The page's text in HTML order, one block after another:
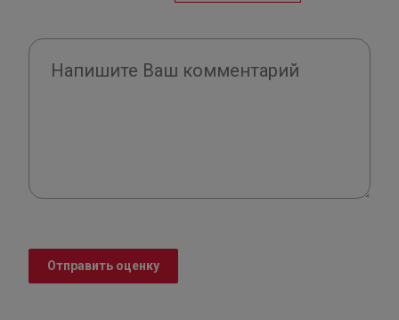
Отправить оценку